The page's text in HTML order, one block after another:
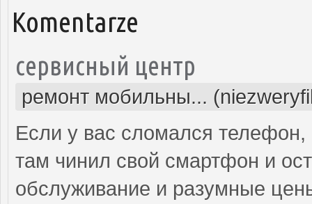
Komentarze
сервисный центр
ремонт мобильны...
Если у вас сломался
там чинил свой смартфон и
обслуживание и разумные